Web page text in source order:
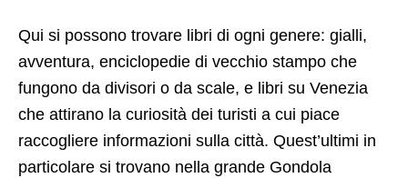
Qui si possono trovare libri di ogni genere: gialli,
avventura, enciclopedie di vecchio stampo che
fungono da divisori o da scale, e libri su Venezia
che attirano la curiosità dei turisti a cui piace
raccogliere informazioni sulla città. Quest’ultimi in
particolare si trovano nella grande Gondola